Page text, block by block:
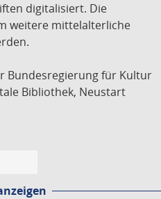
digitalisiert. Die
weitere mittelalterliche
Bundesregierung für Kultur
Bibliothek, Neustart